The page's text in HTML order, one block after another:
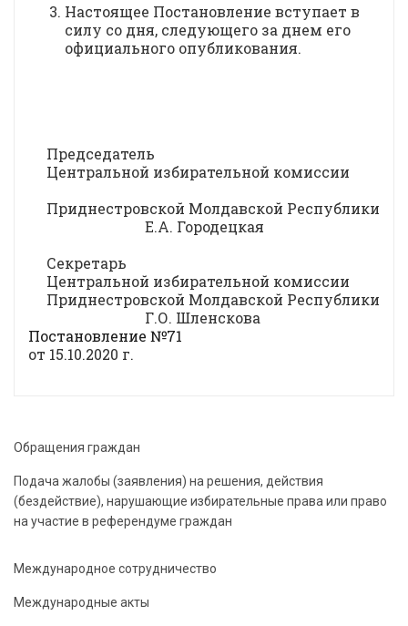
Настоящее Постановление вступает в
силу со дня, следующего за днем его
официального опубликования.
Председатель
Центральной избирательной комиссии
Приднестровской Молдавской Республики
Е.А. Городецкая
Секретарь
Центральной избирательной комиссии
Приднестровской Молдавской Республики
Г.О. Шленскова
Постановление №71
от 15.10.2020 г.
Обращения граждан
Подача жалобы (заявления) на решения, действия
(бездействие), нарушающие избирательные права или право
на участие в референдуме граждан
Международное сотрудничество
Международные акты